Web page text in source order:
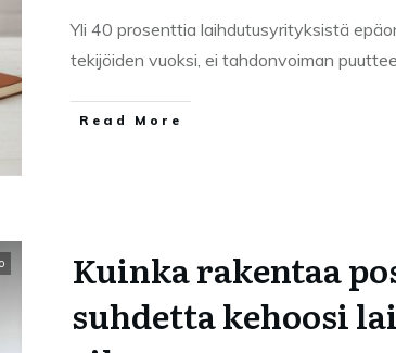
Yli 40 prosenttia laihdutusyrityksistä
tekijöiden vuoksi, ei tahdonvoiman
Read More
Kuinka rakentaa
suhdetta kehoosi